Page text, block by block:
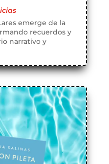
emerge de la
recuerdos y
narrativo y